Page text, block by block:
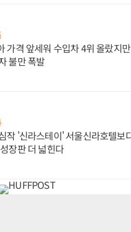
가격 앞세워 수입차 4위 올랐지
불만 폭발
작 '신라스테이' 서울신라호텔보
장판 더 넓힌다